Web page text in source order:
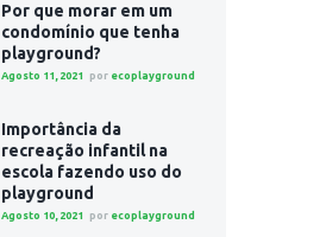
Por que morar em um
condomínio que tenha
playground?
Agosto 11, 2021 por ecoplayground
Importância da
recreação infantil na
escola fazendo uso do
playground
Agosto 10, 2021 por ecoplayground